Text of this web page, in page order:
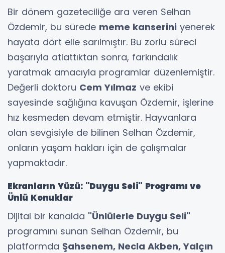
Bir dönem gazeteciliğe ara veren Selhan
Özdemir, bu sürede meme kanserini yenerek
hayata dört elle sarılmıştır. Bu zorlu süreci
başarıyla atlattıktan sonra, farkındalık
yaratmak amacıyla programlar düzenlemiştir.
Değerli doktoru Cem Yılmaz ve ekibi
sayesinde sağlığına kavuşan Özdemir, işlerine
hız kesmeden devam etmiştir. Hayvanlara
olan sevgisiyle de bilinen Selhan Özdemir,
onların yaşam hakları için de çalışmalar
yapmaktadır.
Ekranların Yüzü: "Duygu Seli" Programı ve
Ünlü Konuklar
Dijital bir kanalda "Ünlülerle Duygu Seli"
programını sunan Selhan Özdemir, bu
platformda Şahsenem, Necla Akben, Yalçın